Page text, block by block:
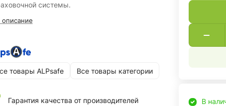
системы.
описание
товары ALPsafe Все товары категории
Гарантия качества от производителей В